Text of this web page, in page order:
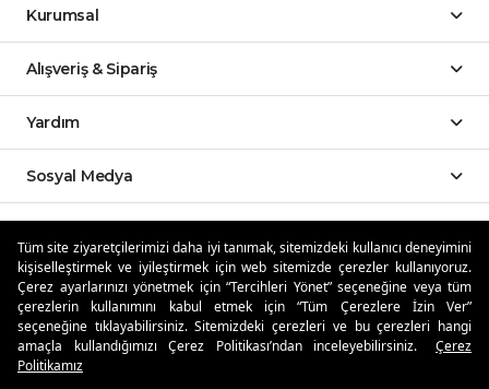
Tüm site ziyaretçilerimizi daha iyi tanımak, sitemizdeki kullanıcı deneyimini
kişiselleştirmek ve iyileştirmek için web sitemizde çerezler kullanıyoruz.
Çerez ayarlarınızı yönetmek için “Tercihleri Yönet” seçeneğine veya tüm
çerezlerin kullanımını kabul etmek için “Tüm Çerezlere İzin Ver”
seçeneğine tıklayabilirsiniz. Sitemizdeki çerezleri ve bu çerezleri hangi
amaçla kullandığımızı Çerez Politikası’ndan inceleyebilirsiniz.
Çerez
Politikamız
Kurumsal
Alışveriş & Sipariş
Yardım
Sosyal Medya
Özdilekteyim'de Taksit Avantajları
Güvenli Alışveriş